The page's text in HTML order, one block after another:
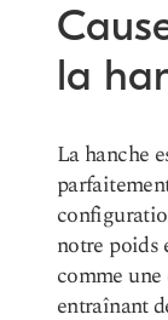
la
La hanche
notre poids
comme
entraînant